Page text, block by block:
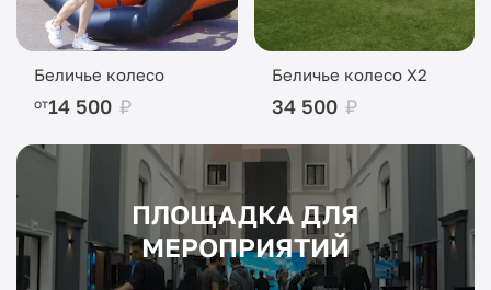
Беличье колесо
от14 500 ₽
Беличье колесо X2
34 500 ₽
ПЛОЩАДКА ДЛЯ
МЕРОПРИЯТИЙ